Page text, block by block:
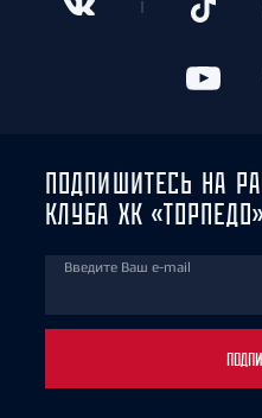
ПОДПИШИТЕСЬ НА
КЛУБА ХК «ТОРПЕДО»
Введите Ваш e-mail